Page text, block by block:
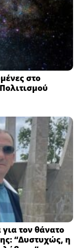
στο
τον θάνατο
“Δυστυχώς, η